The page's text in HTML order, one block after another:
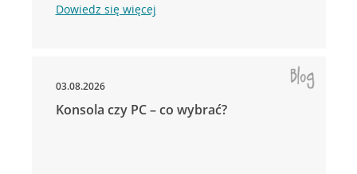
Dowiedz się więcej
03.08.2026
Konsola czy PC – co wybrać?